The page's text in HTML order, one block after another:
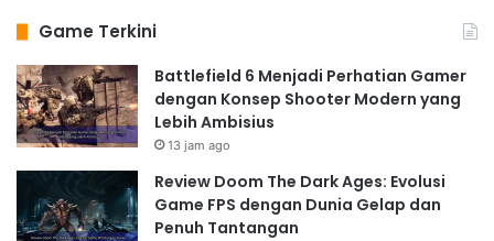
Game Terkini
Battlefield 6 Menjadi Perhatian Gamer
dengan Konsep Shooter Modern yang
Lebih Ambisius
13 jam ago
Review Doom The Dark Ages: Evolusi
Game FPS dengan Dunia Gelap dan
Penuh Tantangan